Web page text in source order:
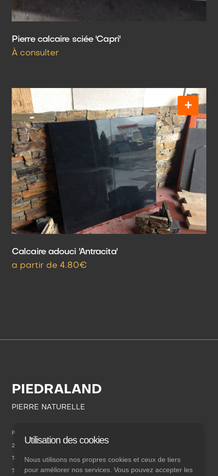
Pierre calcaire sciée 'Capri'
À consulter
Calcaire adouci 'Antracita'
a partir de 4.80€
PIEDRALAND
PIERRE NATURELLE
POL. INDUSTRIAL CAMPONARAYA
24410 Ponferrada
Téléphone: 987 463 639
Téléphone mobile: 696 842 981
Utilisation des cookies
Nous utilisons nos propres cookies et ceux de tiers
pour améliorer nos services. Vous pouvez accepter les